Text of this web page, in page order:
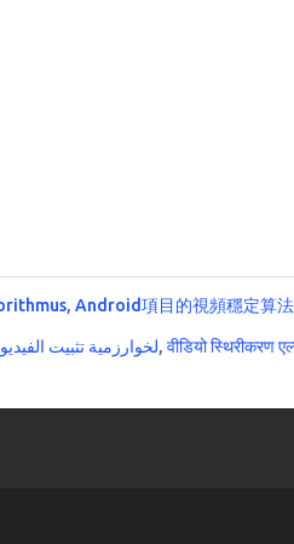
,Android項目的視頻穩定算法
مشروع Android لخوارزمية تثبيت الفيديو,वीडियो स्थिरीकरण